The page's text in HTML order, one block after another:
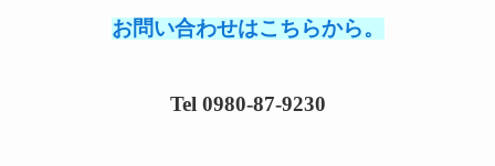
お問い合わせはこちらから。
Tel 0980-87-9230